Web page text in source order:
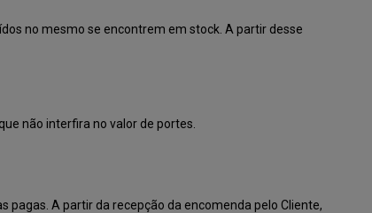
no mesmo se encontrem em stock. A partir desse
não interfira no valor de portes.
pagas. A partir da recepção da encomenda pelo Cliente,